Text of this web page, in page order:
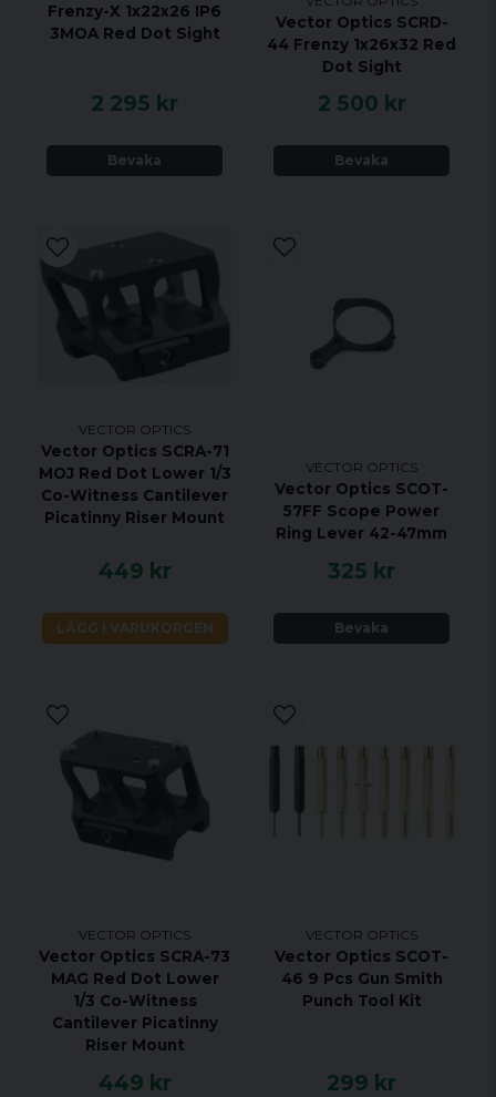
Frenzy-X 1x22x26 IP6
3MOA Red Dot Sight
2 295 kr
Bevaka
Vector Optics SCRD-
44 Frenzy 1x26x32 Red
Dot Sight
2 500 kr
Bevaka
VECTOR OPTICS
Vector Optics SCRA-71
MOJ Red Dot Lower 1/3
Co-Witness Cantilever
Picatinny Riser Mount
449 kr
LÄGG I VARUKORGEN
VECTOR OPTICS
Vector Optics SCOT-
57FF Scope Power
Ring Lever 42-47mm
325 kr
Bevaka
VECTOR OPTICS
Vector Optics SCRA-73
MAG Red Dot Lower
1/3 Co-Witness
Cantilever Picatinny
Riser Mount
449 kr
VECTOR OPTICS
Vector Optics SCOT-
46 9 Pcs Gun Smith
Punch Tool Kit
299 kr
Fönsterglasstorlek 20x28 mm (0,8x1,1")
46mm / 1,8"
Bredd 32 mm / 1,2"
Höjd 35 mm / 1,4"
Optikbeläggning
Parallax
Höjdområde 45 MOA
Vindstyrka
Punktstorlek
Punktintensitet
8 nivåer & 2
mörkerseende
prickar
Montering Weaver, VT
Batterityp CR2032
Ytbehandling
Skyddsklass IPX6 vattentät
Paketet innehåller
vävfäste, linsskydd i